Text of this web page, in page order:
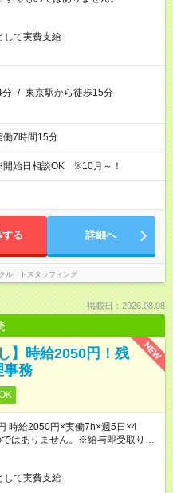
して実費支給
分 / 東京駅から徒歩15分
働7時間15分
始日相談OK ※10月～！
する 詳細へ
ルートスタッフィング
掲載日：2026.08.08
NEW
】時給2050円！残
務
時給2050円×実働7h×週5日×4
はありません。※給与即受取りサ
して実費支給